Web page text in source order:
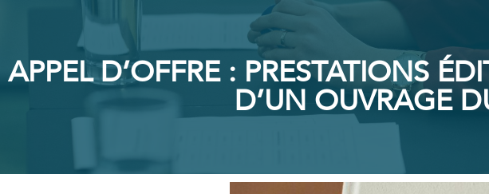
APPEL D’OFFRE : PRESTATIONS
D’UN OUVRAGE